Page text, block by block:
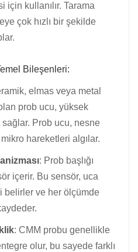
kullanılır. Tarama
çok hızlı bir şekilde
Bileşenleri:
elmas veya metal
prob ucu, yüksek
sağlar. Prob ucu, nesne
hareketleri algılar.
: Prob başlığı
içerir. Bu sensör, uca
belirler ve her ölçümde
: CMM probu genellikle
olur, bu sayede farklı